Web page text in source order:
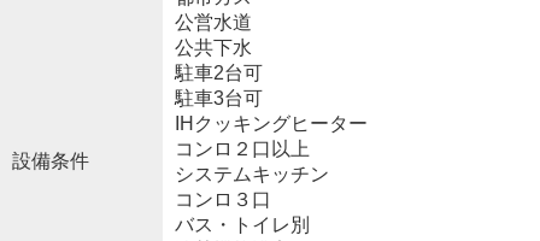
設備条件
公営水道
公共下水
駐車2台可
駐車3台可
IHクッキングヒーター
コンロ２口以上
システムキッチン
コンロ３口
バス・トイレ別